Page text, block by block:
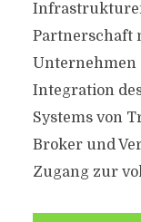
Partnerschaft
Unternehmen
Integration
Systems von
Broker und
Zugang zur